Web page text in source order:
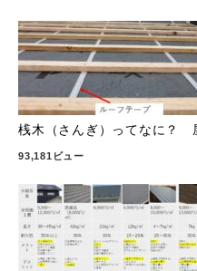
桟木（さんぎ）ってなに？
93,181ビュー